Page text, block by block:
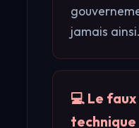
jamais ainsi.
💻 Le
technique